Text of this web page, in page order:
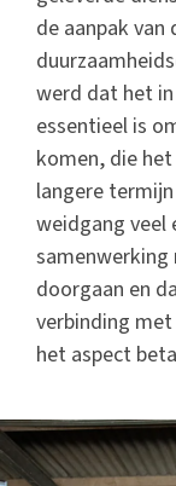
de aanpak van
werd dat het
essentieel is
komen, die
langere
weidgang veel
doorgaan en
verbinding
het aspect